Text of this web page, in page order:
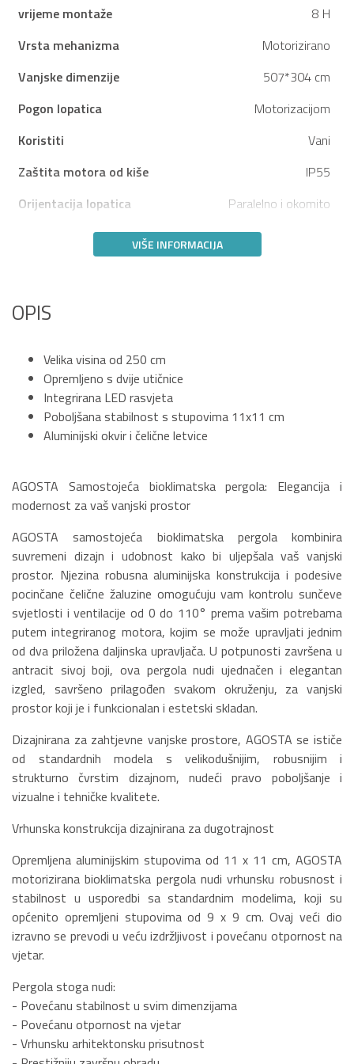
vrijeme montaže
8 H
Vrsta mehanizma
Motorizirano
Vanjske dimenzije
507*304 cm
Pogon lopatica
Motorizacijom
Koristiti
Vani
Zaštita motora od kiše
IP55
Orijentacija lopatica
Paralelno i okomito
VIŠE INFORMACIJA
OPIS
Velika visina od 250 cm
Opremljeno s dvije utičnice
Integrirana LED rasvjeta
Poboljšana stabilnost s stupovima 11x11 cm
Aluminijski okvir i čelične letvice
AGOSTA Samostojeća bioklimatska pergola: Elegancija i
modernost za vaš vanjski prostor
AGOSTA samostojeća bioklimatska pergola kombinira
suvremeni dizajn i udobnost kako bi uljepšala vaš vanjski
prostor. Njezina robusna aluminijska konstrukcija i podesive
pocinčane čelične žaluzine omogućuju vam kontrolu sunčeve
svjetlosti i ventilacije od 0 do 110° prema vašim potrebama
putem integriranog motora, kojim se može upravljati jednim
od dva priložena daljinska upravljača. U potpunosti završena u
antracit sivoj boji, ova pergola nudi ujednačen i elegantan
izgled, savršeno prilagođen svakom okruženju, za vanjski
prostor koji je i funkcionalan i estetski skladan.
Dizajnirana za zahtjevne vanjske prostore, AGOSTA se ističe
od standardnih modela s velikodušnijim, robusnijim i
strukturno čvrstim dizajnom, nudeći pravo poboljšanje i
vizualne i tehničke kvalitete.
Vrhunska konstrukcija dizajnirana za dugotrajnost
Opremljena aluminijskim stupovima od 11 x 11 cm, AGOSTA
motorizirana bioklimatska pergola nudi vrhunsku robusnost i
stabilnost u usporedbi sa standardnim modelima, koji su
općenito opremljeni stupovima od 9 x 9 cm. Ovaj veći dio
izravno se prevodi u veću izdržljivost i povećanu otpornost na
vjetar.
Pergola stoga nudi:
- Povećanu stabilnost u svim dimenzijama
- Povećanu otpornost na vjetar
- Vrhunsku arhitektonsku prisutnost